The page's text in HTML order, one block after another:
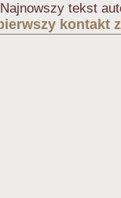
Najnowszy tekst
kontakt